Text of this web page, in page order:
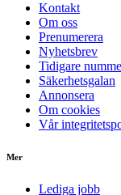
Kontakt
Om oss
Prenumerera
Nyhetsbrev
Tidigare
Säkerhetsgalan
Annonsera
Om cookies
Vår
Mer
Lediga jobb